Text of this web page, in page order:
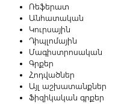
Ռեֆերատ
Անհատական
Կուրսային
Դիպլոմային
Մագիստրոսական
Գրքեր
Հոդվածներ
Այլ աշխատանքներ
Ֆիզիկական գրքեր